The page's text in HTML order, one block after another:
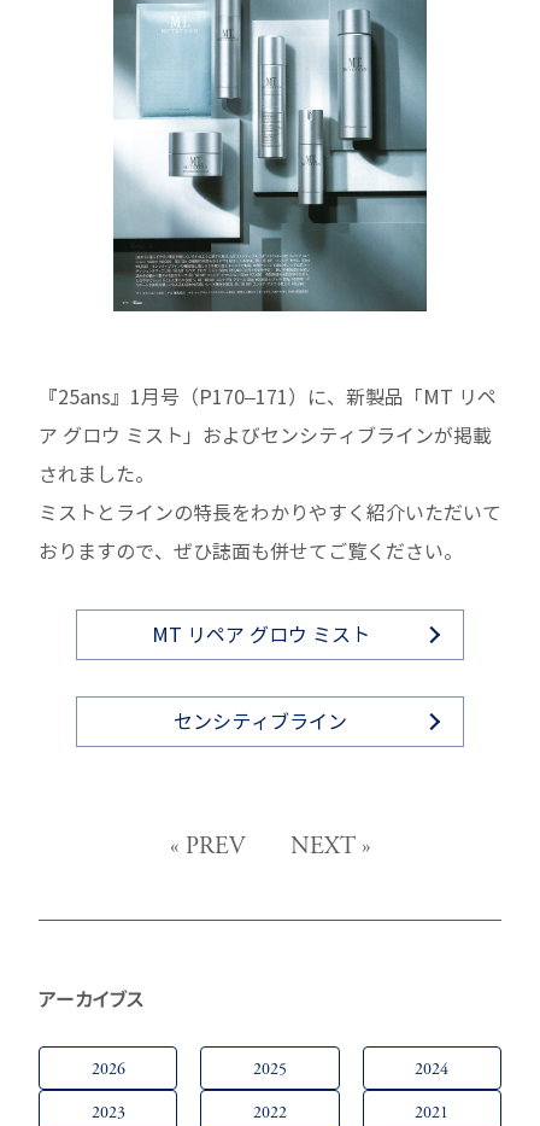
『25ans』1月号（P170–171）に、新製品「MT リペ
ア グロウ ミスト」およびセンシティブラインが掲載
されました。
ミストとラインの特長をわかりやすく紹介いただいて
おりますので、ぜひ誌面も併せてご覧ください。
MT リペア グロウ ミスト
センシティブライン
« PREV NEXT»
アーカイブス
2026 2025
2024
2023
2022
2021